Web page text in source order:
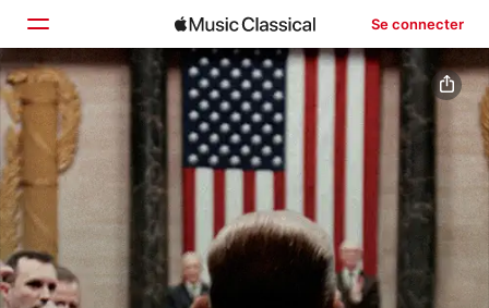
Se connecter
Accueil
Parcourir
Rechercher